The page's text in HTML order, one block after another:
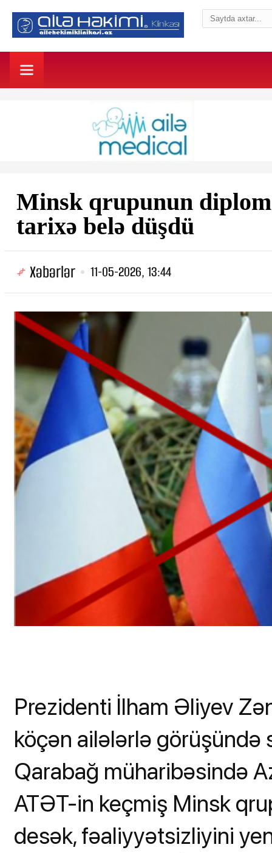
Minsk qrupunun
tarixə belə düşdü
Xəbərlər 11-05-2026, 13:44
Prezidenti İlham Əliyev
köçən ailələrlə
Qarabağ müharibəsində
ATƏT-in keçmiş Minsk
desək, fəaliyyətsizliyini